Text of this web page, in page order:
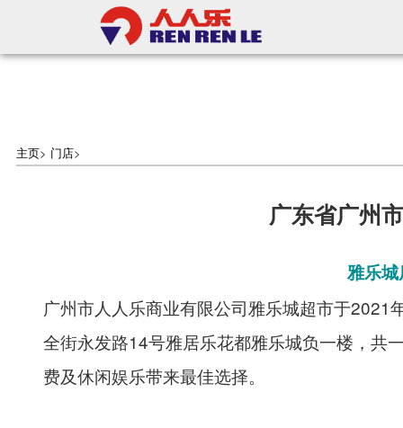
主页> 门店>
广东省广州
雅乐城
广州市人人乐商业有限公司雅乐城超市于
全街永发路14号雅居乐花都雅乐城负一楼，共
费及休闲娱乐带来最佳选择。